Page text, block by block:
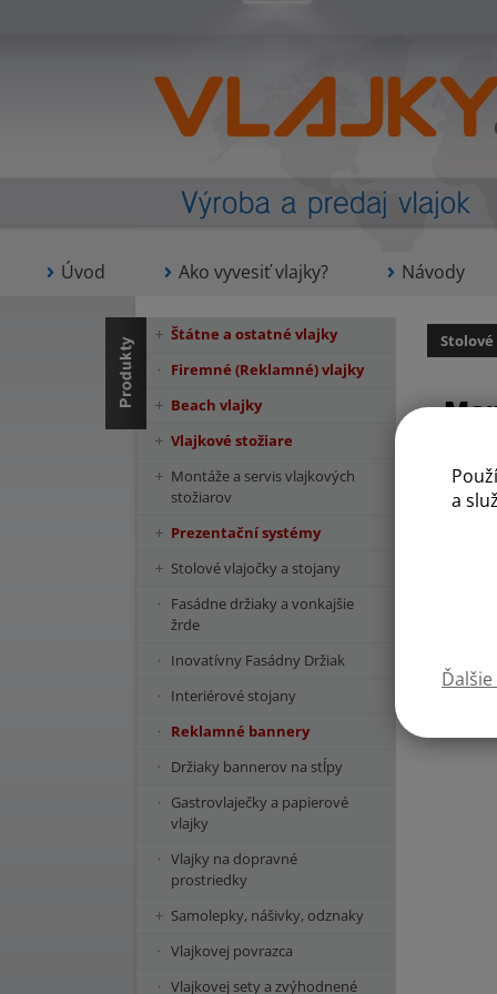
a
Úvod Ako vyvesiť vlajky? Návody
Štátne a ostatné vlajky
Firemné (Reklamné) vlajky
Beach vlajky
Vlajkové stožiare
Montáže a servis vlajkových
stožiarov
Prezentační systémy
Stolové vlajočky a stojany
Fasádne držiaky a vonkajšie
žrde
Inovatívny Fasádny Držiak
Interiérové stojany
Reklamné bannery
Držiaky bannerov na stĺpy
Gastrovlaječky a papierové
vlajky
Vlajky na dopravné
prostriedky
Samolepky, nášivky, odznaky
Vlajkovej povrazca
Vlajkovej sety a zvýhodnené